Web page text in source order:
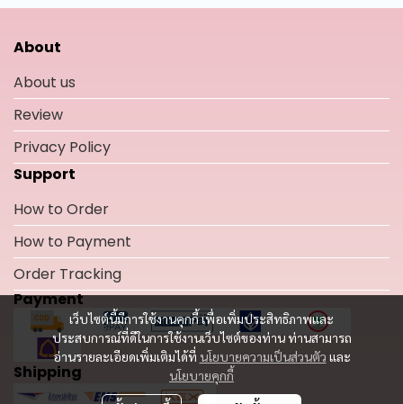
เว็บไซต์นี้มีการใช้งานคุกกี้ เพื่อเพิ่มประสิทธิภาพและ
ประสบการณ์ที่ดีในการใช้งานเว็บไซต์ของท่าน ท่านสามารถ
อ่านรายละเอียดเพิ่มเติมได้ที่ นโยบายความเป็นส่วนตัว และ
นโยบายคุกกี้
About
About us
Review
Privacy Policy
Support
How to Order
How to Payment
Order Tracking
Payment
Shipping